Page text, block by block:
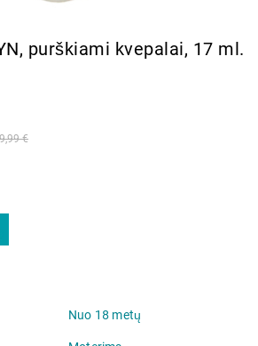
purškiami kvepalai, 17 ml.
9,99 €
Nuo 18 metų